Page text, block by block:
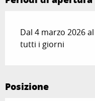
Dal 4 marzo 2026
tutti i giorni
Posizione